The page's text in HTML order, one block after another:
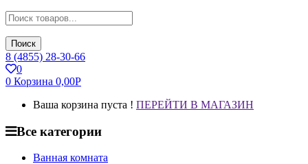
Поиск
8 (4855) 28-30-66
0
0 Корзина 0,00Р
Ваша корзина пуста ! ПЕРЕЙТИ В МАГАЗИН
Все категории
Ванная комната